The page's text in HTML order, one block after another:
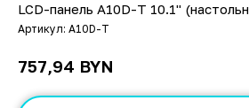
LCD-панель A10D-T 10.1"
Артикул: A10D-T
757,94 BYN